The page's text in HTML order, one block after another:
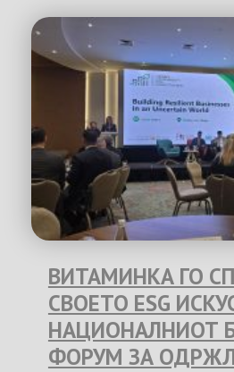
ВИТАМИНКА ГО
СВОЕТО ESG
НАЦИОНАЛНИОТ
ФОРУМ ЗА